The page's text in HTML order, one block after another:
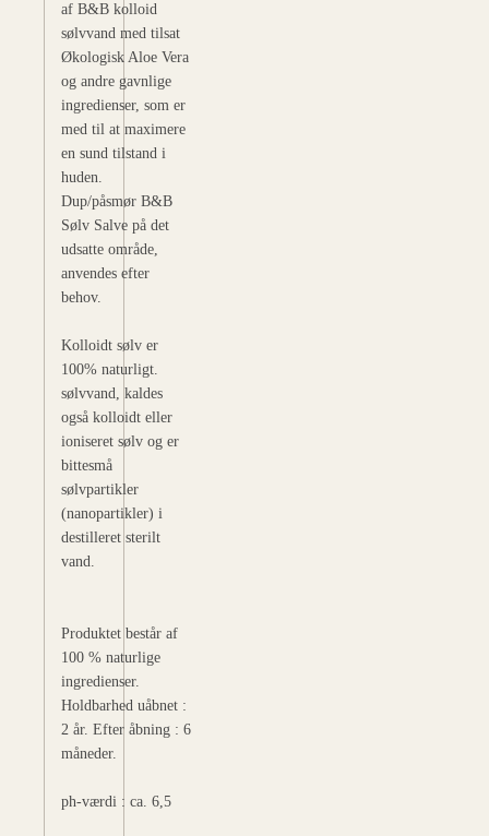
af B&B kolloid
sølvvand med tilsat
Økologisk Aloe Vera
og andre gavnlige
ingredienser, som er
med til at maximere
en sund tilstand i
huden.
Dup/påsmør B&B
Sølv Salve på det
udsatte område,
anvendes efter
behov.
Kolloidt sølv er
100% naturligt.
sølvvand, kaldes
også kolloidt eller
ioniseret sølv og er
bittesmå
sølvpartikler
(nanopartikler) i
destilleret sterilt
vand.
Produktet består af
100 % naturlige
ingredienser.
Holdbarhed uåbnet :
2 år. Efter åbning : 6
måneder.
ph-værdi : ca. 6,5